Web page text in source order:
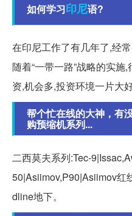
如何学习印尼语?
在印尼工作了有几年了,经
随着“一带一路”战略的实
资,机会多,投资环境一片大
帮个忙在线的大神，有
购预缩机系列...
二西莫夫系列:Tec-
50|Asiimov,P90|Asiimov红
dline地下。